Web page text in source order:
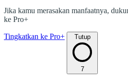
Jika kamu merasakan manfaatnya,
ke Pro+
Tingkatkan ke Pro+ Tutup
7